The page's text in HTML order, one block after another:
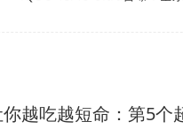
越吃越短命：第5个